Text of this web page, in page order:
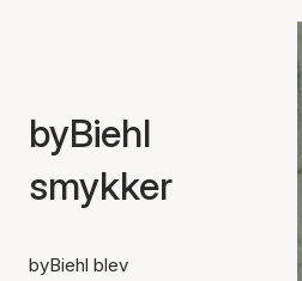
byBiehl
smykker
byBiehl blev